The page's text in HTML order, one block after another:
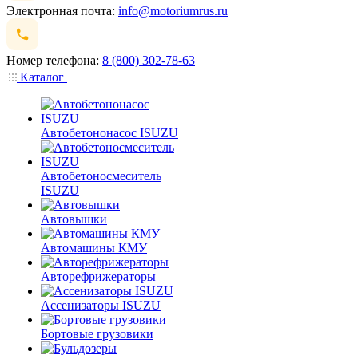
Электронная почта: info@motoriumrus.ru
Номер телефона: 8 (800) 302-78-63
Каталог
Автобетононасос ISUZU
Автобетоносмеситель
ISUZU
Автовышки
Автомашины КМУ
Авторефрижераторы
Ассенизаторы ISUZU
Бортовые грузовики